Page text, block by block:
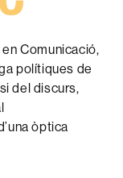
Comunicació,
polítiques de
del discurs,
òptica